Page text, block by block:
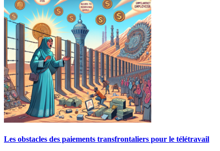
Les obstacles des paiements transfrontaliers pour le télétravail